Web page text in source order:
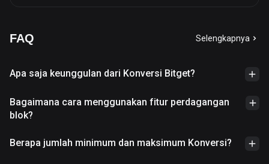
FAQ Selengkapnya
Apa saja keunggulan dari Konversi Bitget?
Bagaimana cara menggunakan fitur perdagangan
blok?
Berapa jumlah minimum dan maksimum Konversi?